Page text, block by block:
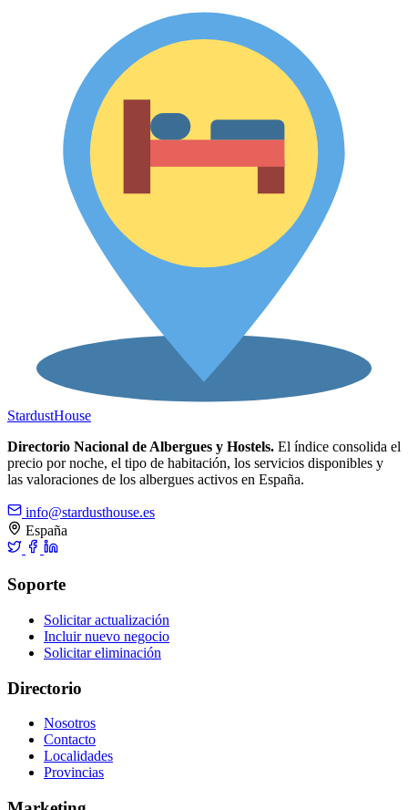
StardustHouse
Directorio Nacional de Albergues y Hostels. El índice consolida el
precio por noche, el tipo de habitación, los servicios disponibles y
las valoraciones de los albergues activos en España.
info@stardusthouse.es
España
Soporte
Solicitar actualización
Incluir nuevo negocio
Solicitar eliminación
Directorio
Nosotros
Contacto
Localidades
Provincias